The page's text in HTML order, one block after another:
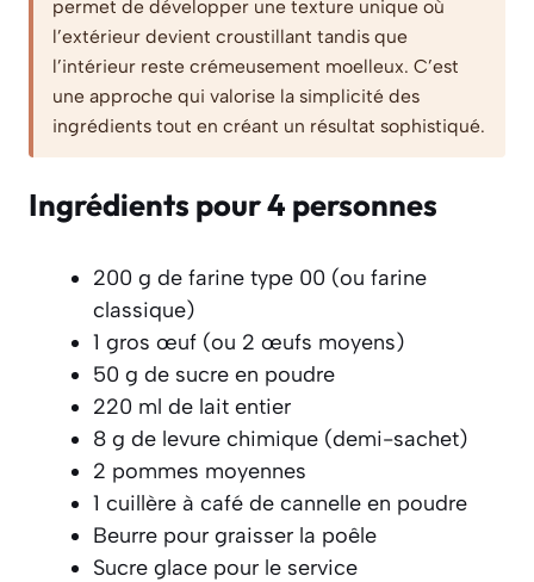
permet de développer une texture unique où
l’extérieur devient croustillant tandis que
l’intérieur reste crémeusement moelleux. C’est
une approche qui valorise la simplicité des
ingrédients tout en créant un résultat sophistiqué.
Ingrédients pour 4 personnes
200 g de farine type 00 (ou farine
classique)
1 gros œuf (ou 2 œufs moyens)
50 g de sucre en poudre
220 ml de lait entier
8 g de levure chimique (demi-sachet)
2 pommes moyennes
1 cuillère à café de cannelle en poudre
Beurre pour graisser la poêle
Sucre glace pour le service